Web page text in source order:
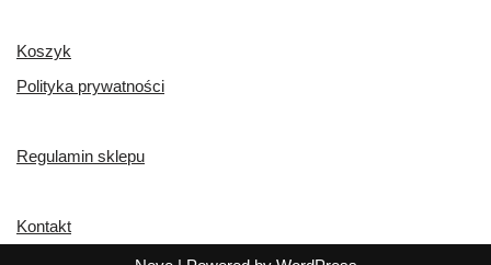
Koszyk
Polityka prywatności
Regulamin sklepu
Kontakt